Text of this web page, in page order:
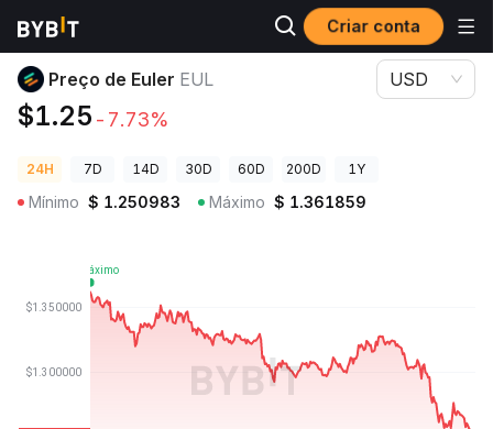
Criar conta
Preços de Criptomoedas Preço de Euler EUL
Preço de Euler EUL
$1.25 -7.73%
USD
24H 7D 14D 30D 60D 200D 1Y
Mínimo $ 1.250983 Máximo $ 1.361859